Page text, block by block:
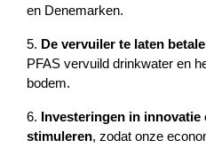
en Denemarken.
5. De vervuiler te laten
PFAS vervuild drinkwater en
bodem.
6.
Investeringen in
stimuleren, zodat onze